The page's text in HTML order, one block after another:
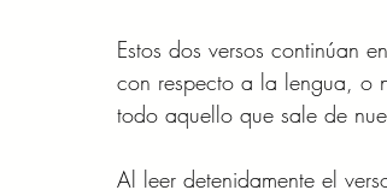
Estos dos versos continúan
con respecto a la lengua, o
todo aquello que sale de
Al leer detenidamente el